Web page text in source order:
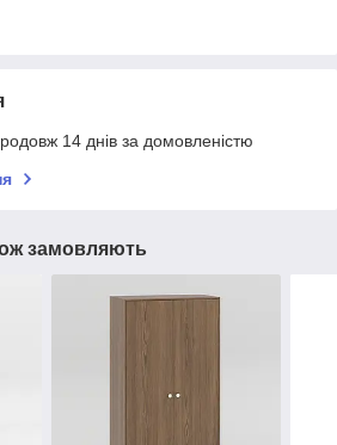
14 днів за домовленістю
замовляють